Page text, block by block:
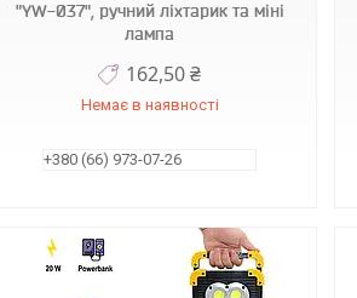
"YW-037", ручний ліхтарик та міні
лампа
162,50 ₴
Немає в наявності
+380 (66) 973-07-26